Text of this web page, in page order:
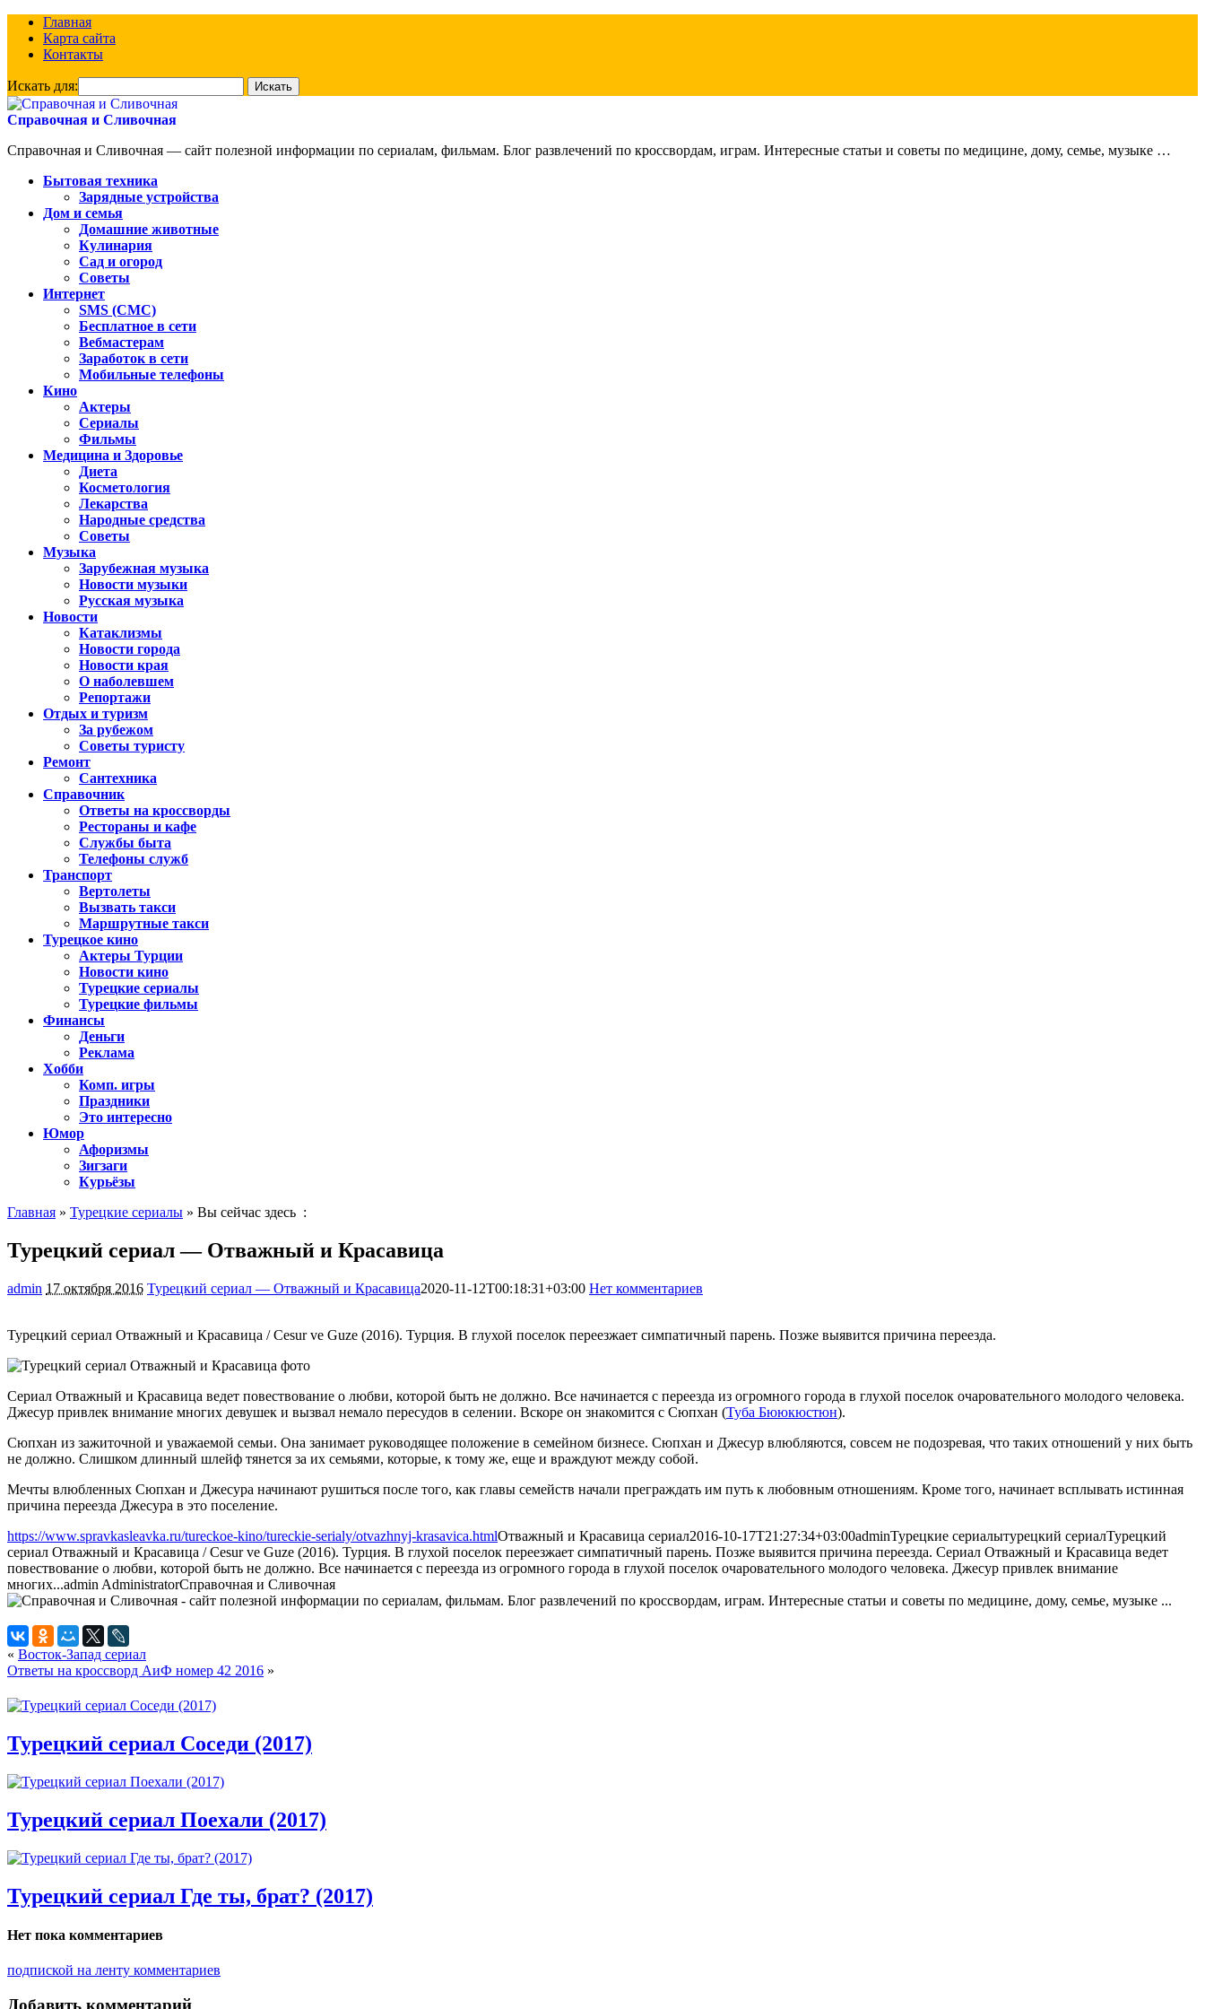
Главная
Карта сайта
Контакты
Искать для:
Справочная и Сливочная
Справочная и Сливочная — сайт полезной информации по сериалам, фильмам. Блог развлечений по кроссвордам, играм. Интересные статьи и советы по медицине, дому, семье, музыке …
Бытовая техника
Зарядные устройства
Дом и семья
Домашние животные
Кулинария
Сад и огород
Советы
Интернет
SMS (СМС)
Бесплатное в сети
Вебмастерам
Заработок в сети
Мобильные телефоны
Кино
Актеры
Сериалы
Фильмы
Медицина и Здоровье
Диета
Косметология
Лекарства
Народные средства
Советы
Музыка
Зарубежная музыка
Новости музыки
Русская музыка
Новости
Катаклизмы
Новости города
Новости края
О наболевшем
Репортажи
Отдых и туризм
За рубежом
Советы туристу
Ремонт
Сантехника
Справочник
Ответы на кроссворды
Рестораны и кафе
Службы быта
Телефоны служб
Транспорт
Вертолеты
Вызвать такси
Маршрутные такси
Турецкое кино
Актеры Турции
Новости кино
Турецкие сериалы
Турецкие фильмы
Финансы
Деньги
Реклама
Хобби
Комп. игры
Праздники
Это интересно
Юмор
Афоризмы
Зигзаги
Курьёзы
Главная » Турецкие сериалы » Вы сейчас здесь :
Турецкий сериал — Отважный и Красавица
admin 17 октября 2016 Турецкий сериал — Отважный и Красавица2020-11-12T00:18:31+03:00 Нет комментариев
Турецкий сериал Отважный и Красавица / Cesur ve Guze (2016). Турция. В глухой поселок переезжает симпатичный парень. Позже выявится причина переезда.
Сериал Отважный и Красавица ведет повествование о любви, которой быть не должно. Все начинается с переезда из огромного города в глухой поселок очаровательного молодого человека.
Джесур привлек внимание многих девушек и вызвал немало пересудов в селении. Вскоре он знакомится с Сюпхан (Туба Бююкюстюн).
Сюпхан из зажиточной и уважаемой семьи. Она занимает руководящее положение в семейном бизнесе. Сюпхан и Джесур влюбляются, совсем не подозревая, что таких отношений у них быть
не должно. Слишком длинный шлейф тянется за их семьями, которые, к тому же, еще и враждуют между собой.
Мечты влюбленных Сюпхан и Джесура начинают рушиться после того, как главы семейств начали преграждать им путь к любовным отношениям. Кроме того, начинает всплывать истинная
причина переезда Джесура в это поселение.
https://www.spravkasleavka.ru/tureckoe-kino/tureckie-serialy/otvazhnyj-krasavica.htmlОтважный и Красавица сериал2016-10-17T21:27:34+03:00adminТурецкие сериалытурецкий сериалТурецкий
сериал Отважный и Красавица / Cesur ve Guze (2016). Турция. В глухой поселок переезжает симпатичный парень. Позже выявится причина переезда. Сериал Отважный и Красавица ведет
повествование о любви, которой быть не должно. Все начинается с переезда из огромного города в глухой поселок очаровательного молодого человека. Джесур привлек внимание
многих...admin AdministratorСправочная и Сливочная
« Восток-Запад сериал
Ответы на кроссворд АиФ номер 42 2016 »
Турецкий сериал Соседи (2017)
Турецкий сериал Поехали (2017)
Турецкий сериал Где ты, брат? (2017)
Нет пока комментариев
подпиской на ленту комментариев
Добавить комментарий